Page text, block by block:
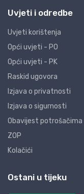
Uvjeti i odredbe
Uvjeti korištenja
Opći uvjeti - PO
Opći uvjeti - PK
Raskid ugovora
Izjava o privatnosti
Izjava o sigurnosti
Obavijest potrošačima
ZOP
Kolačići
Ostani u tijeku